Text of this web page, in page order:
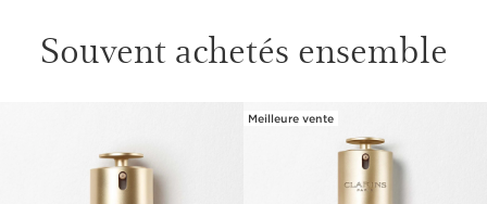
Souvent achetés ensemble
Meilleure vente